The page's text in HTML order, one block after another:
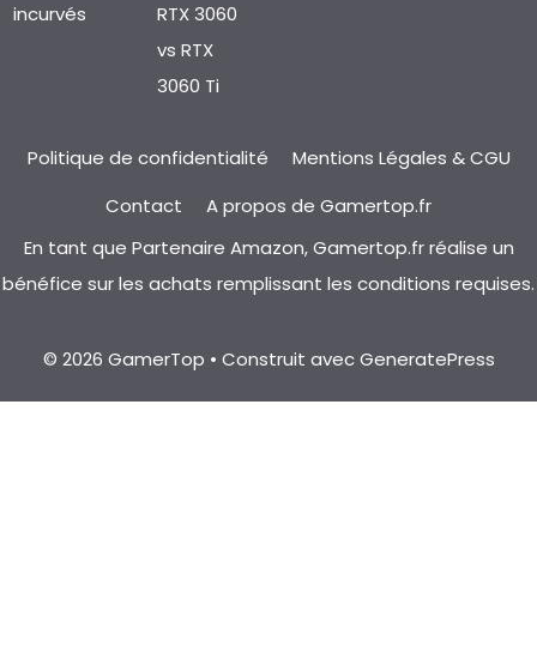
incurvés
RTX 3060
vs RTX
3060 Ti
Politique de confidentialité
Mentions Légales & CGU
Contact
A propos de Gamertop.fr
En tant que Partenaire Amazon, Gamertop.fr réalise un
bénéfice sur les achats remplissant les conditions requises.
© 2026 GamerTop • Construit avecGeneratePress